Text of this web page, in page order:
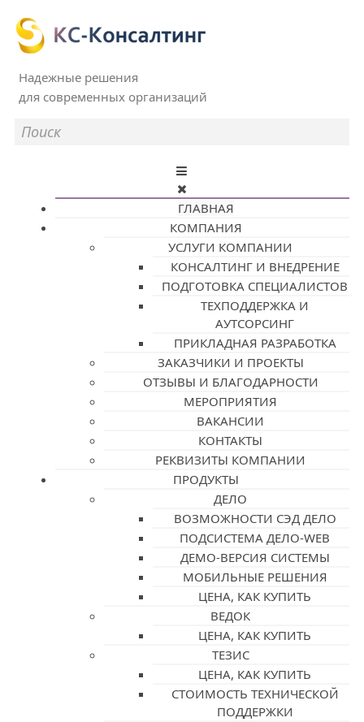
Надежные решения
для современных организаций
ГЛАВНАЯ
КОМПАНИЯ
УСЛУГИ КОМПАНИИ
КОНСАЛТИНГ И ВНЕДРЕНИЕ
ПОДГОТОВКА СПЕЦИАЛИСТОВ
ТЕХПОДДЕРЖКА И
АУТСОРСИНГ
ПРИКЛАДНАЯ РАЗРАБОТКА
ЗАКАЗЧИКИ И ПРОЕКТЫ
ОТЗЫВЫ И БЛАГОДАРНОСТИ
МЕРОПРИЯТИЯ
ВАКАНСИИ
КОНТАКТЫ
РЕКВИЗИТЫ КОМПАНИИ
ПРОДУКТЫ
ДЕЛО
ВОЗМОЖНОСТИ СЭД ДЕЛО
ПОДСИСТЕМА ДЕЛО-WEB
ДЕМО-ВЕРСИЯ СИСТЕМЫ
МОБИЛЬНЫЕ РЕШЕНИЯ
ЦЕНА, КАК КУПИТЬ
ВЕДОК
ЦЕНА, КАК КУПИТЬ
ТЕЗИС
ЦЕНА, КАК КУПИТЬ
СТОИМОСТЬ ТЕХНИЧЕСКОЙ
ПОДДЕРЖКИ